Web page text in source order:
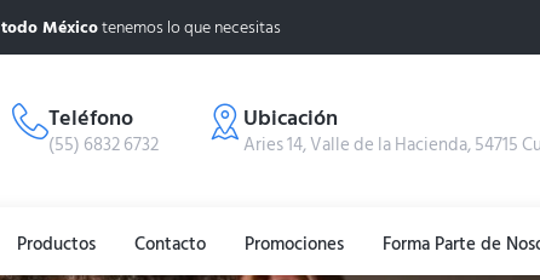
todo Méxicotenemos lo que necesitas
Teléfono
(55) 6832 6732
Ubicación
Aries 14, Valle de la Hacienda, 54715
Productos Contacto Promociones Forma Parte de